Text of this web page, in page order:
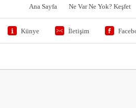
Ana Sayfa Ne Var Ne Yok? Keşfet
Künye İletişim